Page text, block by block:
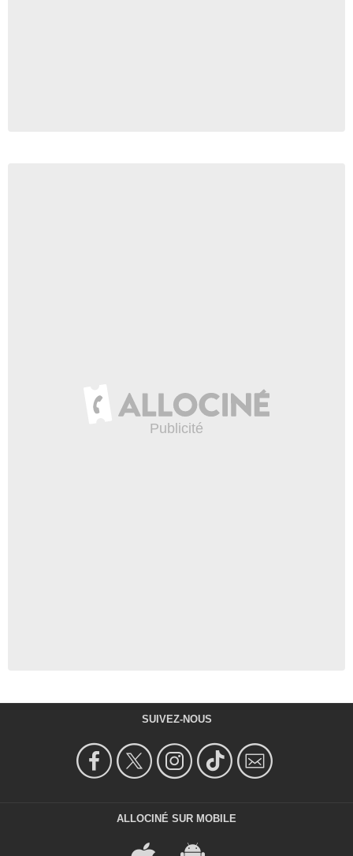
SUIVEZ-NOUS
ALLOCINÉ SUR MOBILE